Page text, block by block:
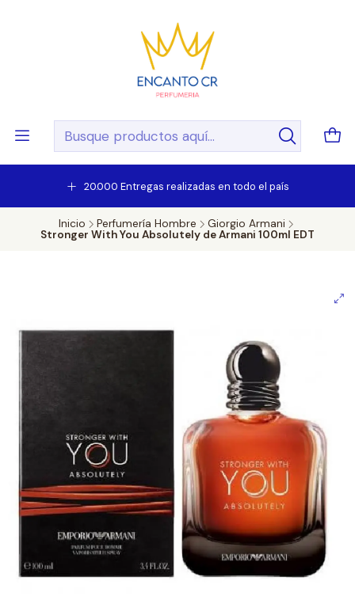
20.000 Entregas realizadas en todo el país
Inicio Perfumería Hombre
Giorgio Armani
Stronger With You Absolutely de Armani 100ml EDT